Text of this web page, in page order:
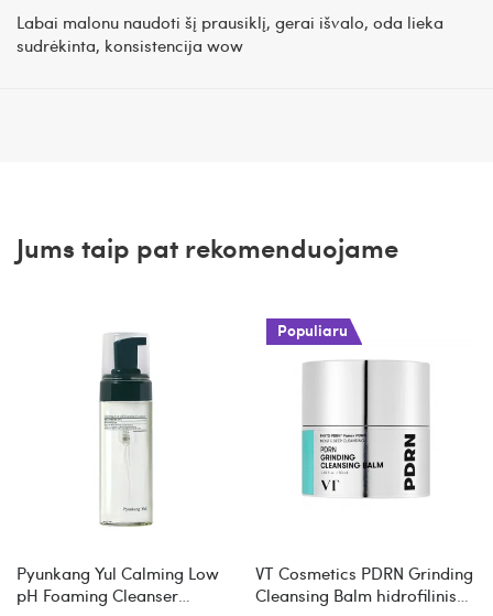
Labai malonu naudoti šį prausiklį, gerai išvalo, oda lieka
sudrėkinta, konsistencija wow
Jums taip pat rekomenduojame
Pyunkang Yul Calming Low
pH Foaming Cleanser
Populiaru
VT Cosmetics PDRN Grinding
Cleansing Balm hidrofilinis